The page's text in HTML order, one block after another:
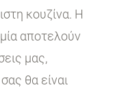
κουζίνα. Η
αποτελούν
μας,
θα είναι